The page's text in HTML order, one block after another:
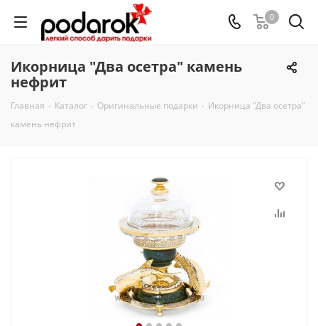
0
Икорница "Два осетра" камень
нефрит
Главная - Каталог - Оригинальные подарки - Икорница "Два осетра"
камень нефрит